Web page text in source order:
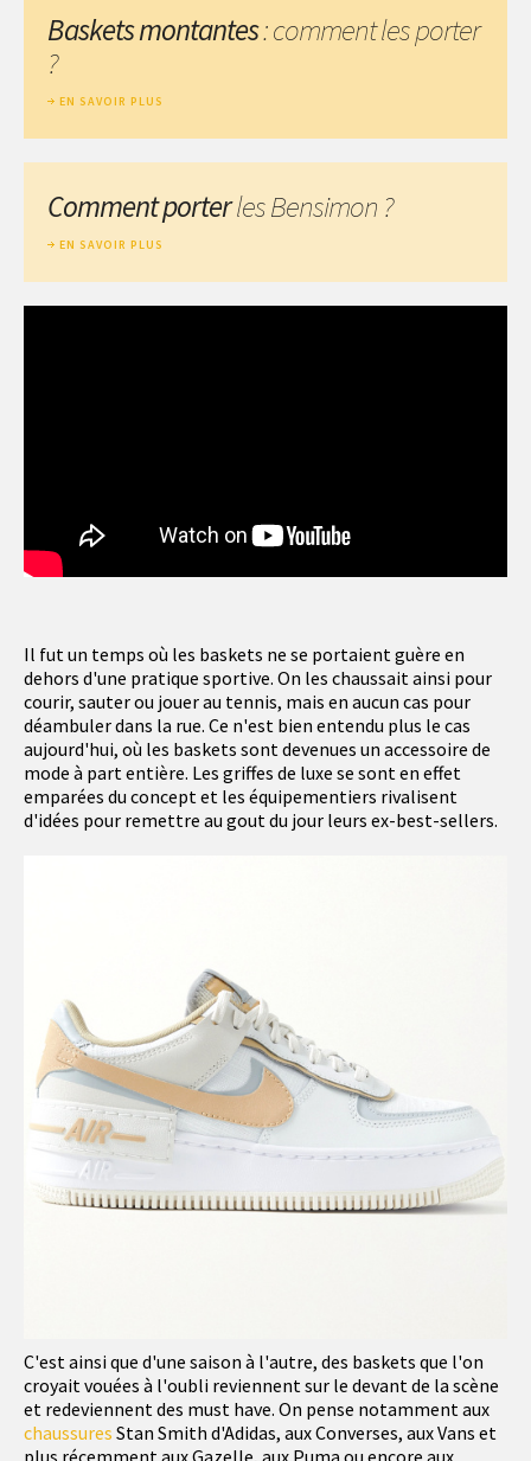
Il fut un temps où les baskets ne se portaient guère en
dehors d'une pratique sportive. On les chaussait ainsi pour
courir, sauter ou jouer au tennis, mais en aucun cas pour
déambuler dans la rue. Ce n'est bien entendu plus le cas
aujourd'hui, où les baskets sont devenues un accessoire de
mode à part entière. Les griffes de luxe se sont en effet
emparées du concept et les équipementiers rivalisent
d'idées pour remettre au gout du jour leurs ex-best-sellers.
C'est ainsi que d'une saison à l'autre, des baskets que l'on
croyait vouées à l'oubli reviennent sur le devant de la scène
et redeviennent des must have. On pense notamment aux
chaussures Stan Smith d'Adidas, aux Converses, aux Vans et
Baskets montantes: comment les porter
?
EN SAVOIR PLUS
Comment porterles Bensimon ?
EN SAVOIR PLUS